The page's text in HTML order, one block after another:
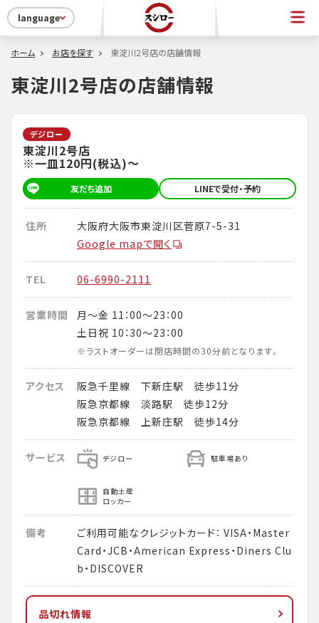
language
ホーム お店を探す 東淀川2号店の店舗情報
東淀川2号店の店舗情報
デジロー
東淀川2号店
※一皿120円(税込)～
友だち追加 LINEで受付・予約
住所
大阪府大阪市東淀川区菅原7-5-31
Google mapで開く
TEL 06-6990-2111
営業時間
月～金 11：00～23：00
土日祝 10：30～23：00
※ラストオーダーは閉店時間の30分前となります。
アクセス
阪急千里線 下新庄駅 徒歩11分
阪急京都線 淡路駅 徒歩12分
阪急京都線 上新庄駅 徒歩14分
サービス デジロー 駐車場あり
自動土産
ロッカー
備考
ご利用可能なクレジットカード： VISA・Master
Card・JCB・American Express・Diners Clu
b・DISCOVER
品切れ情報